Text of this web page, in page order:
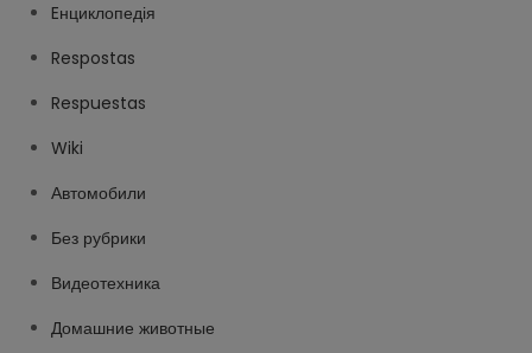
Eнциклопедія
Respostas
Respuestas
Wiki
Автомобили
Без рубрики
Видеотехника
Домашние животные